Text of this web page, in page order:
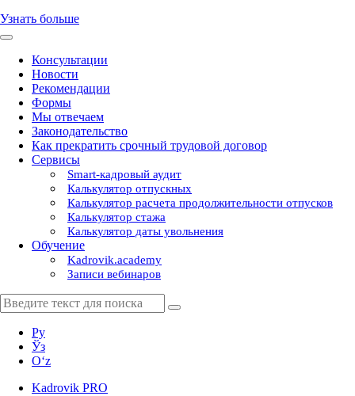
Узнать больше
Консультации
Новости
Рекомендации
Формы
Мы отвечаем
Законодательство
Как прекратить срочный трудовой договор
Сервисы
Smart-кадровый аудит
Калькулятор отпускных
Калькулятор расчета продолжительности отпусков
Калькулятор стажа
Калькулятор даты увольнения
Обучение
Kadrovik.academy
Записи вебинаров
Ру
Ўз
Oʻz
Kadrovik PRO